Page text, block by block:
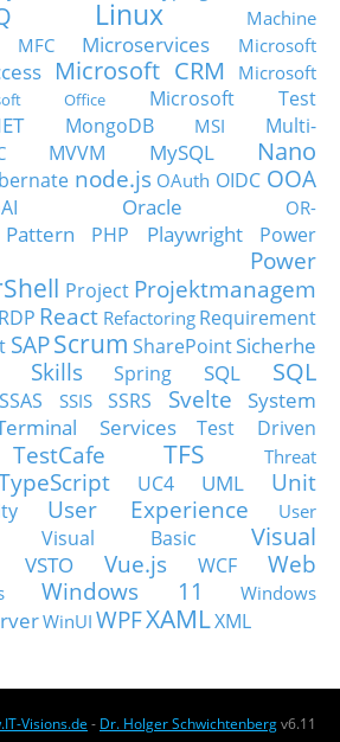
Linux
Machine
MFC Microservices
Microsoft
Microsoft CRM
Microsoft
Office
Microsoft Test
MongoDB MSI
Multi-
MVVM MySQL
Nano
node.js OAuth OIDC OOA
Oracle
OR-
Pattern PHP Playwright
Power
Power
Project Projektmanagem
RDP React Refactoring Requirement
SAPScrum SharePointSicherhe
Skills Spring SQL
SQL
SSAS SSIS SSRS Svelte
System
Services
Test Driven
TestCafe TFS
Threat
UC4 UML
Unit
User Experience
User
Visual Basic
Visual
VSTO Vue.js WCF
Web
Windows 11
Windows
WinUI WPFXAMLXML
Visions.de - Dr. Holger Schwichtenbergv6.11